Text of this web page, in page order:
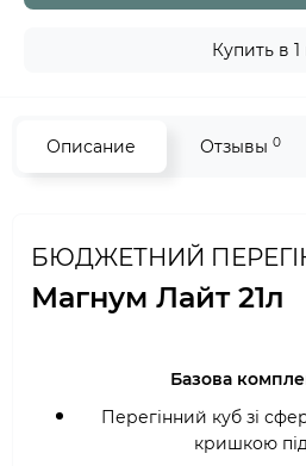
Купить в
Описание Отзывы 0
БЮДЖЕТНИЙ
Магнум Лайт 21л
Базова
Перегінний куб зі
кришкою